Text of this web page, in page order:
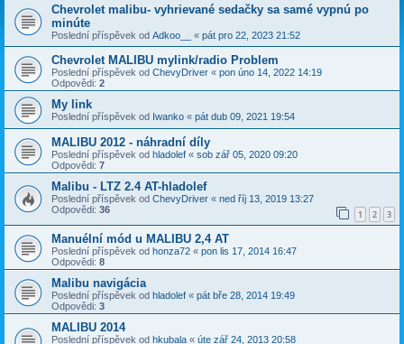
Chevrolet malibu- vyhrievané sedačky sa samé vypnú po
minúte
Poslední příspěvek od Adkoo__ « pát pro 22, 2023 21:52
Chevrolet MALIBU mylink/radio Problem
Poslední příspěvek od ChevyDriver « pon úno 14, 2022 14:19
Odpovědi: 2
My link
Poslední příspěvek od Iwanko « pát dub 09, 2021 19:54
MALIBU 2012 - náhradní díly
Poslední příspěvek od hladolef « sob zář 05, 2020 09:20
Odpovědi: 7
Malibu - LTZ 2.4 AT-hladolef
Poslední příspěvek od ChevyDriver « ned říj 13, 2019 13:27
Odpovědi: 36 1 2 3
Manuélní mód u MALIBU 2,4 AT
Poslední příspěvek od honza72 « pon lis 17, 2014 16:47
Odpovědi: 8
Malibu navigácia
Poslední příspěvek od hladolef « pát bře 28, 2014 19:49
Odpovědi: 3
MALIBU 2014
Poslední příspěvek od hkubala « úte zář 24, 2013 20:58